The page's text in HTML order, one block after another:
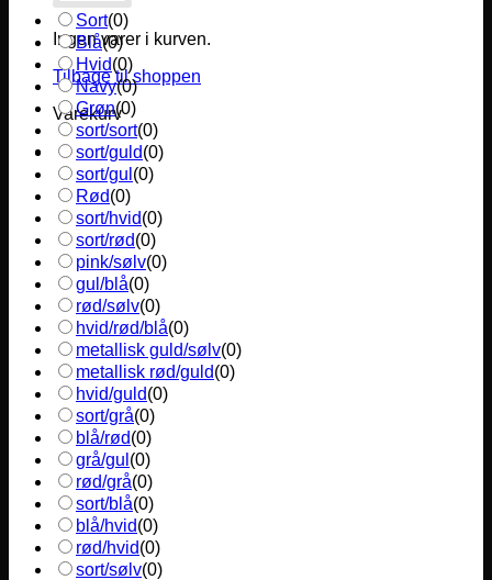
Ingen varer i kurven.
Tilbage til shoppen
Varekurv
Sort(0)
Blå(0)
Hvid(0)
Navy(0)
Grøn(0)
sort/sort(0)
sort/guld(0)
sort/gul (0)
Rød(0)
sort/hvid(0)
sort/rød(0)
pink/sølv(0)
gul/blå(0)
rød/sølv(0)
hvid/rød/blå(0)
metallisk guld/sølv(0)
metallisk rød/guld(0)
hvid/guld(0)
sort/grå(0)
blå/rød(0)
grå/gul (0)
rød/grå(0)
sort/blå(0)
blå/hvid(0)
rød/hvid(0)
sort/sølv(0)